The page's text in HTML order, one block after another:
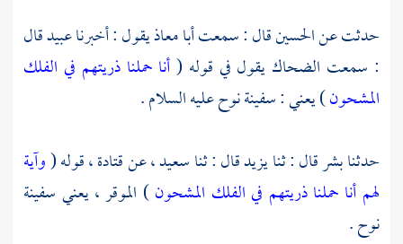
حدثت عنالحسينقال : سمعتأبا معاذيقول : أخبرناعبيدقال
: سمعت الضحاك يقول في قوله (أنا حملنا ذريتهم في الفلك
المشحون) يعني : سفينةنوحعليه السلام .
حدثنابشرقال : ثنايزيدقال : ثناسعيد ،عنقتادة ،قوله (وآية
لهم أنا حملنا ذريتهم في الفلك المشحون) الموقر ، يعني سفينة
نوح.